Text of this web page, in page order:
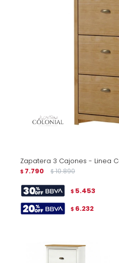
Zapatera 3 Cajones - Linea
$ 7.790 $ 10.890
$ 5.453
$ 6.232